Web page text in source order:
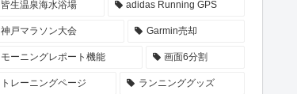
皆生温泉海水浴場 adidas Running GPS
神戸マラソン大会 Garmin売却
モーニングレポート機能 画面6分割
トレーニングページ ランニンググッズ